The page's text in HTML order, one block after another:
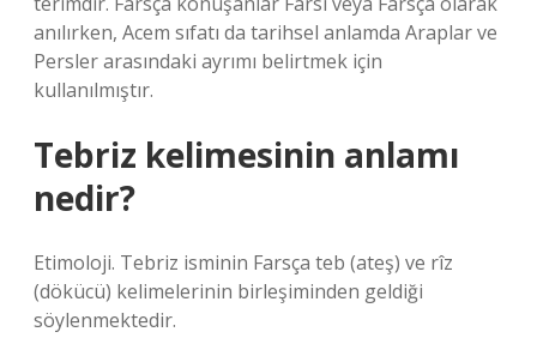
anılırken, Acem sıfatı da tarihsel anlamda Araplar ve
Persler arasındaki ayrımı belirtmek için
kullanılmıştır.
Tebriz kelimesinin anlamı
nedir?
Etimoloji. Tebriz isminin Farsça teb (ateş) ve rîz
(dökücü) kelimelerinin birleşiminden geldiği
söylenmektedir.